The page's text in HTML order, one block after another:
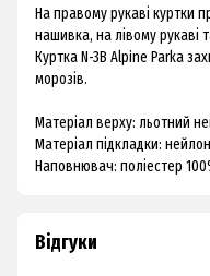
На правому рукаві куртки
нашивка, на лівому рукаві
Куртка N-3B Alpine Parka
морозів.
Матеріал верху: льотний
Матеріал підкладки:
Наповнювач: поліестер
Відгуки